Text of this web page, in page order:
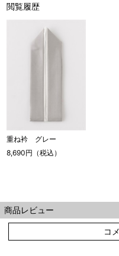
閲覧履歴
重ね衿 グレー
8,690円（税込）
商品レビュー
コ